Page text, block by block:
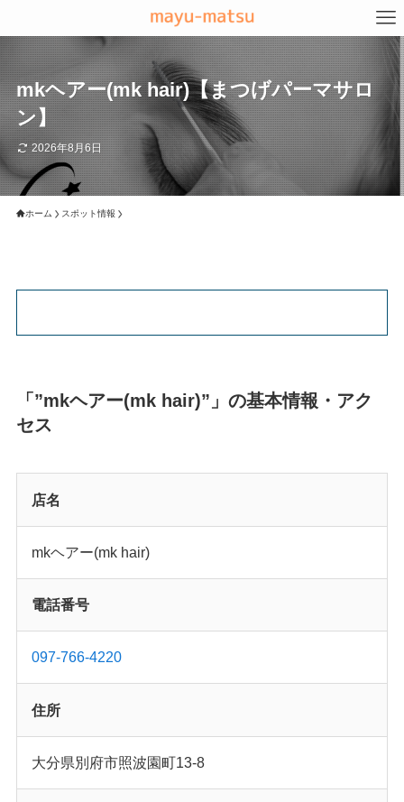
mkヘアー(mk hair)【まつげパーマサロ
ン】
2026年8月6日
ホーム スポット情報
「”mkヘアー(mk hair)”」の基本情報・アク
セス
店名
mkヘアー(mk hair)
電話番号
097-766-4220
住所
大分県別府市照波園町13-8